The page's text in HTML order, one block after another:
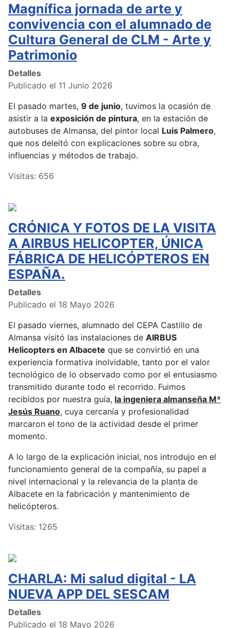
Magnífica jornada de arte y
convivencia con el alumnado de
Cultura General de CLM - Arte y
Patrimonio
Detalles
Publicado el 11 Junio 2026
El pasado martes, 9 de junio, tuvimos la ocasión de
asistir a la exposición de pintura, en la estación de
autobuses de Almansa, del pintor local Luis Palmero,
que nos deleitó con explicaciones sobre su obra,
influencias y métodos de trabajo.
Visitas: 656
CRÓNICA Y FOTOS DE LA VISITA
A AIRBUS HELICOPTER, ÚNICA
FÁBRICA DE HELICÓPTEROS EN
ESPAÑA.
Detalles
Publicado el 18 Mayo 2026
El pasado viernes, alumnado del CEPA Castillo de
Almansa visitó las instalaciones de AIRBUS
Helicopters en Albacete que se convirtió en una
experiencia formativa inolvidable, tanto por el valor
tecnológico de lo observado como por el entusiasmo
transmitido durante todo el recorrido. Fuimos
recibidos por nuestra guía, la ingeniera almanseña Mª
Jesús Ruano, cuya cercanía y profesionalidad
marcaron el tono de la actividad desde el primer
momento.
A lo largo de la explicación inicial, nos introdujo en el
funcionamiento general de la compañía, su papel a
nivel internacional y la relevancia de la planta de
Albacete en la fabricación y mantenimiento de
helicópteros.
Visitas: 1265
CHARLA: Mi salud digital - LA
NUEVA APP DEL SESCAM
Detalles
Publicado el 18 Mayo 2026